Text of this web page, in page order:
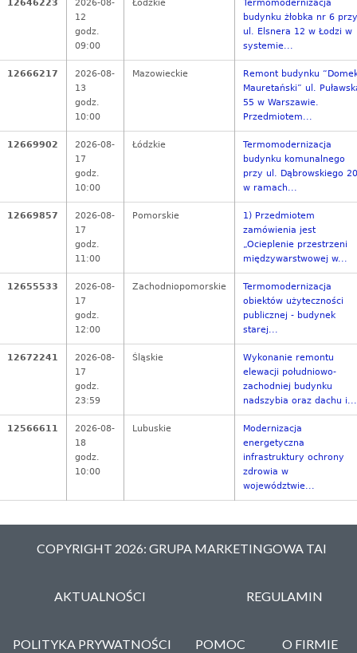
12646223
2026-08-
12
godz.
09:00
Łódzkie
Termomodernizacja
budynku żłobka nr 6 przy
ul. Elsnera 12 w Łodzi w
systemie...
12666217
2026-08-
13
godz.
10:00
Mazowieckie
Remont budynku
Mauretański” ul.
55 w Warszawie.
Przedmiotem...
12669902
2026-08-
17
godz.
10:00
Łódzkie
Termomodernizacja
budynku komunalnego
przy ul. Dąbrowskiego 20
w ramach...
12669857
2026-08-
17
godz.
11:00
Pomorskie
1) Przedmiotem
zamówienia jest
„Ocieplenie przestrzeni
międzywarstwowej w...
12655533
2026-08-
17
godz.
12:00
Zachodniopomorskie
Termomodernizacja
obiektów użyteczności
publicznej - budynek
starej...
12672241
2026-08-
17
godz.
23:59
Śląskie
Wykonanie remontu
elewacji południowo-
zachodniej budynku
nadszybia oraz dachu i...
12566611
2026-08-
18
godz.
10:00
Lubuskie
Modernizacja
energetyczna
infrastruktury ochrony
zdrowia w
województwie...
COPYRIGHT 2026: GRUPA MARKETINGOWA TAI
AKTUALNOŚCI REGULAMIN
POLITYKA PRYWATNOŚCI POMOC O FIRMIE